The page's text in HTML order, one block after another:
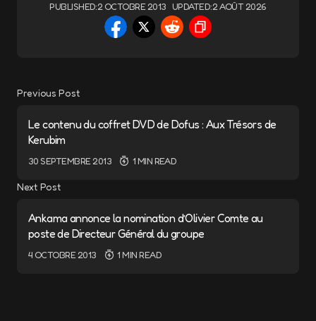
PUBLISHED:2 OCTOBRE 2013 UPDATED:2 AOÛT 2026
Previous Post
Le contenu du coffret DVD de Dofus : Aux Trésors de
Kerubim
30 SEPTEMBRE 2013 1 MIN READ
Next Post
Ankama annonce la nomination d’Olivier Comte au
poste de Directeur Général du groupe
4 OCTOBRE 2013 1 MIN READ